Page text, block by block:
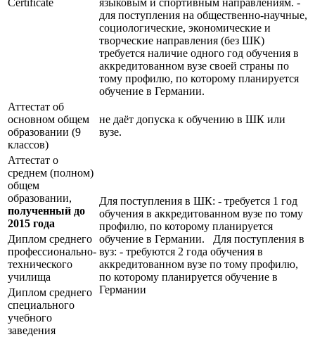
для поступления на общественно-научные,
социологические, экономические и
творческие направления (без ШК)
требуется наличие одного год обучения в
аккредитованном вузе своей страны по
тому профилю, по которому планируется
обучение в Германии.
Аттестат об
основном общем
образовании (9
классов)
не даёт допуска к обучению в ШК или
вузе.
Аттестат о
среднем (полном)
общем
образовании,
полученный до
2015 года
Для поступления в ШК: - требуется 1 год
обучения в аккредитованном вузе по тому
профилю, по которому планируется
обучение в Германии. Для поступления в
вуз: - требуются 2 года обучения в
аккредитованном вузе по тому профилю,
по которому планируется обучение в
Германии
Диплом среднего
профессионально-
технического
училища
Диплом среднего
специального
учебного
заведения